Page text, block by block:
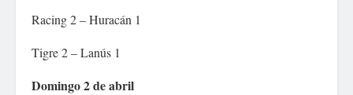
Racing 2 – Huracán 1
Tigre 2 – Lanús 1
Domingo 2 de abril